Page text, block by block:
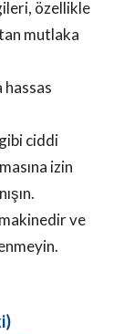
özellikle
mutlaka
gibi ciddi
izin
ve